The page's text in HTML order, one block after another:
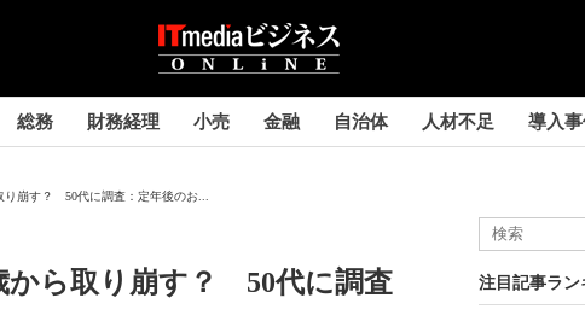
総務 財務経理 小売 金融 自治体 人材不足 導入事
崩す？ 50代に調査：定年後のお...
から取り崩す？ 50代に調査 注目記事ラン